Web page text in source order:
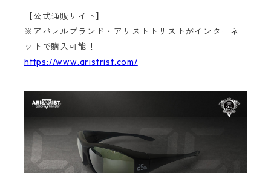
【公式通販サイト】
※アパレルブランド・アリストトリストがインターネ
ットで購入可能！
https://www.aristrist.com/